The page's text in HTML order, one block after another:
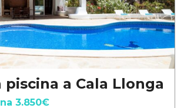
a Cala Llonga
3.850€